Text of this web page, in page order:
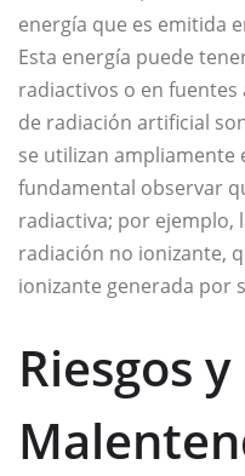
energía que es emitida
Esta energía puede
radiactivos o en
de radiación artificial
se utilizan ampliamente
fundamental observar
radiactiva; por ejemplo,
radiación no ionizante,
ionizante generada por
Riesgos y